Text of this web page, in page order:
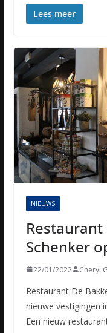
Lees meer
NIEUWS
Restaurant
Schenker
22/01/2022 Cheryl
Restaurant De
nieuwe vestigingen
Een nieuw